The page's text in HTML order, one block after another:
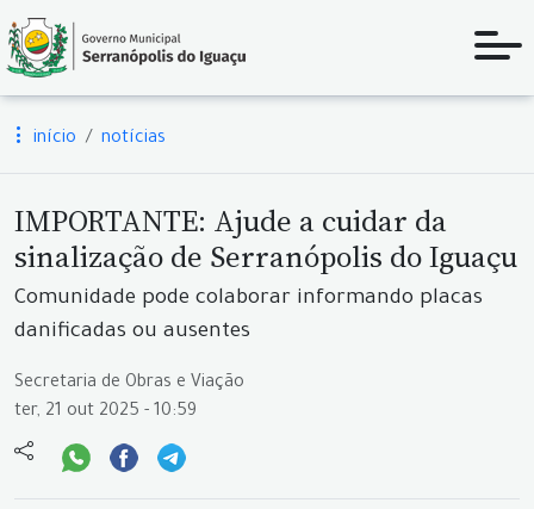
início notícias
IMPORTANTE: Ajude a cuidar da
sinalização de Serranópolis do Iguaçu
Comunidade pode colaborar informando placas
danificadas ou ausentes
Secretaria de Obras e Viação
ter, 21 out 2025 - 10:59